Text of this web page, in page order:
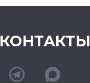
КОНТАКТЫ